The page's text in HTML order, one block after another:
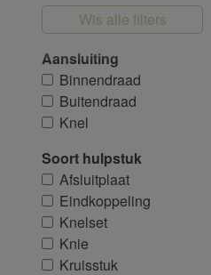
Wis alle filters
Aansluiting
Binnendraad
Buitendraad
Knel
Soort hulpstuk
Afsluitplaat
Eindkoppeling
Knelset
Knie
Kruisstuk